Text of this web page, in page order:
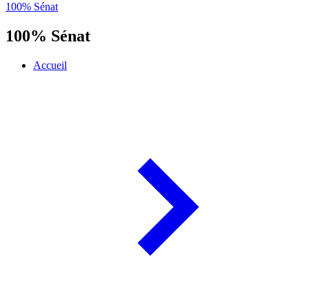
100% Sénat
100% Sénat
Accueil